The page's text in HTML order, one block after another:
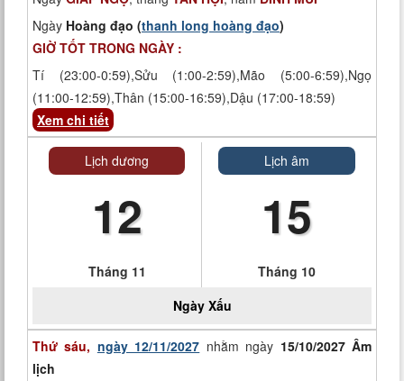
Ngày Hoàng đạo (thanh long hoàng đạo)
GIỜ TỐT TRONG NGÀY :
Tí (23:00-0:59),Sửu (1:00-2:59),Mão (5:00-6:59),Ngọ
(11:00-12:59),Thân (15:00-16:59),Dậu (17:00-18:59)
Xem chi tiết
Lịch dương
12
Tháng 11
Lịch âm
15
Tháng 10
Ngày Xấu
Thứ sáu, ngày 12/11/2027 nhằm ngày 15/10/2027 Âm
lịch